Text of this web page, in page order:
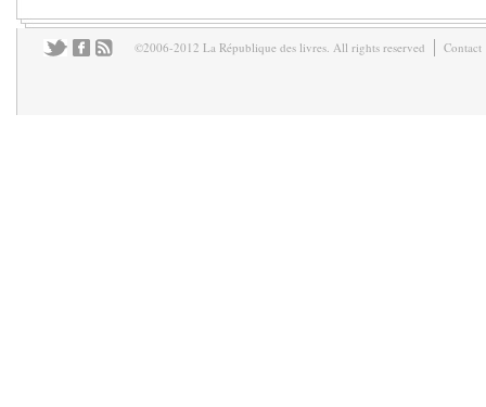
©2006-2012 La République des livres. All rights reserved Contact